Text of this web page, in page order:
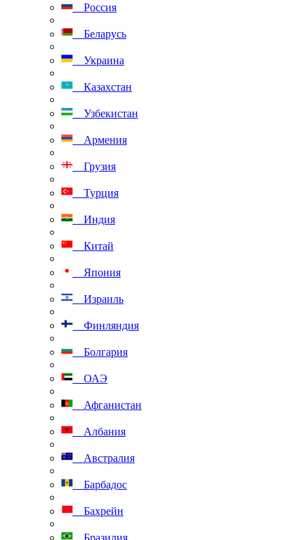
Россия
Беларусь
Украина
Казахстан
Узбекистан
Армения
Грузия
Турция
Индия
Китай
Япония
Израиль
Финляндия
Болгария
ОАЭ
Афганистан
Албания
Австралия
Барбадос
Бахрейн
Бразилия